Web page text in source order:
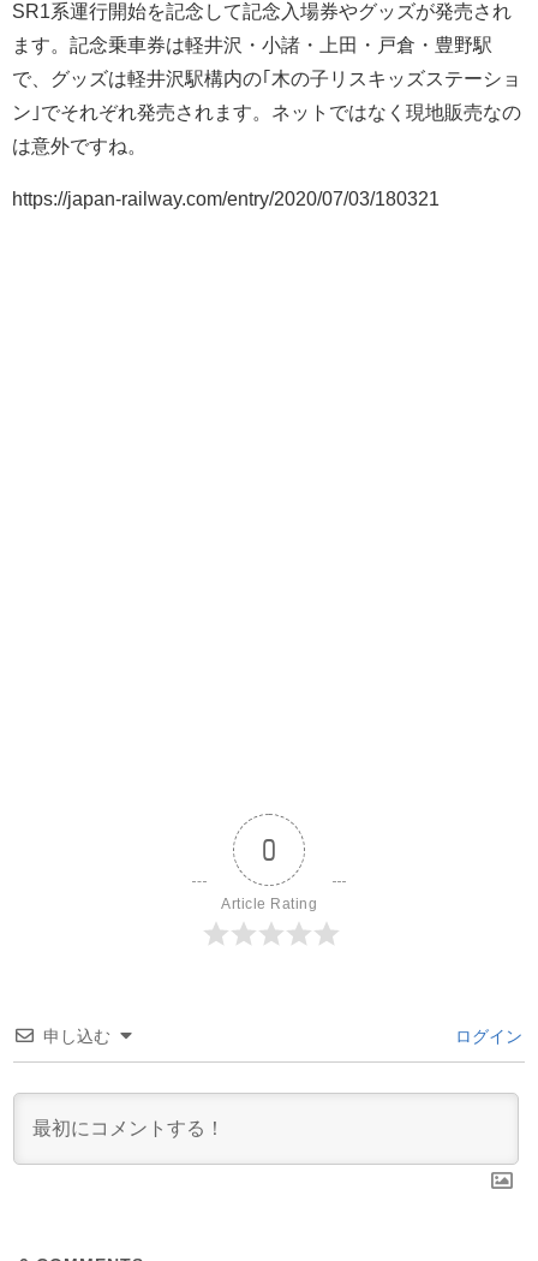
SR1系運行開始を記念して記念入場券やグッズが発売され
ます。記念乗車券は軽井沢・小諸・上田・戸倉・豊野駅
で、グッズは軽井沢駅構内の｢木の子リスキッズステーショ
ン｣でそれぞれ発売されます。ネットではなく現地販売なの
は意外ですね。
https://japan-railway.com/entry/2020/07/03/180321
0
Article Rating
申し込む ログイン